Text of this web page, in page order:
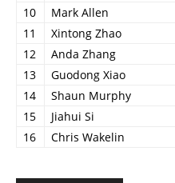
10
Mark Allen
11
Xintong Zhao
12
Anda Zhang
13
Guodong Xiao
14
Shaun Murphy
15
Jiahui Si
16
Chris Wakelin